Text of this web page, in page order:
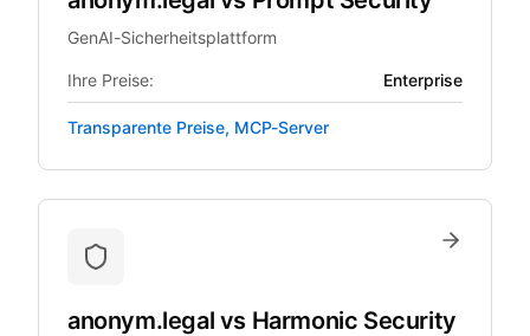
GenAI-Sicherheitsplattform
Ihre Preise: Enterprise
Transparente Preise, MCP-Server
anonym.legal vs Harmonic Security